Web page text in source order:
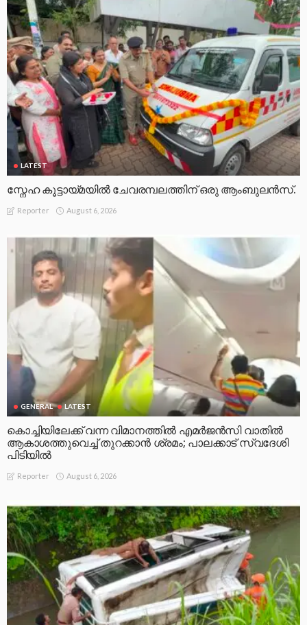
LATEST
സ്നേഹ കൂട്ടായ്മയിൽ ചേവരമ്പലത്തിന് ഒരു ആംബുലൻസ്.
Reporter August 6, 2026
GENERAL LATEST
കൊച്ചിയിലേക്ക് വന്ന വിമാനത്തിൽ എമർജൻസി വാതിൽ
ആകാശത്തുവെച്ച് തുറക്കാൻ ശ്രമം; പാലക്കാട് സ്വദേശി
പിടിയിൽ
Reporter August 6, 2026